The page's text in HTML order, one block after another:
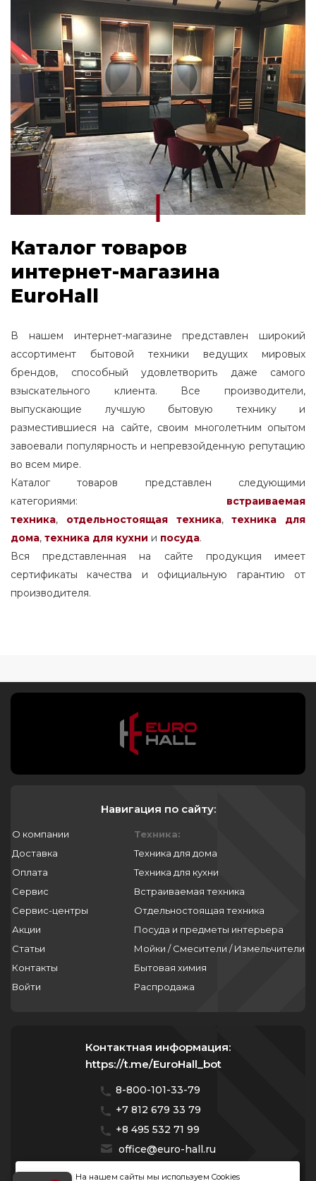
Каталог товаров
интернет-магазина
EuroHall
В нашем интернет-магазине представлен широкий
ассортимент бытовой техники ведущих мировых
брендов, способный удовлетворить даже самого
взыскательного клиента. Все производители,
выпускающие лучшую бытовую технику и
разместившиеся на сайте, своим многолетним опытом
завоевали популярность и непревзойденную репутацию
во всем мире.
Каталог товаров представлен следующими
категориями: встраиваемая
техника, отдельностоящаятехника,
техника для
дома, техника для кухни и посуда.
Вся представленная на сайте продукция имеет
сертификаты качества и официальную гарантию от
производителя.
Навигация по сайту:
О компании
Доставка
Оплата
Сервис
Сервис-центры
Акции
Статьи
Контакты
Войти
Техника:
Техника для дома
Техника для кухни
Встраиваемая техника
Отдельностоящая техника
Посуда и предметы интерьера
Мойки / Смесители / Измельчители
Бытовая химия
Распродажа
Контактная информация:
https://t.me/EuroHall_bot
8-800-101-33-79
+7 812 679 33 79
+8 495 532 71 99
office@euro-hall.ru
Санкт-Петербург, ул. Куйбышева, д. 38/40
На нашем сайты мы используем Cookies